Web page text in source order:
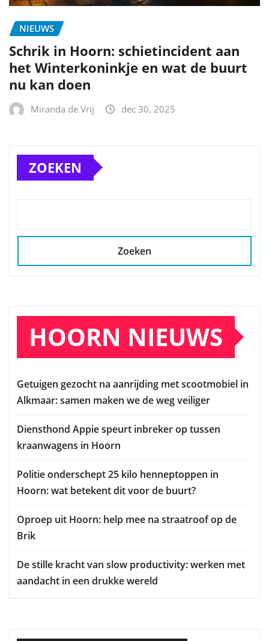
NIEUWS
Schrik in Hoorn: schietincident aan
het Winterkoninkje en wat de buurt
nu kan doen
Miranda de Vrij dec 30, 2025
ZOEKEN
Zoeken
HOORN NIEUWS
Getuigen gezocht na aanrijding met scootmobiel in
Alkmaar: samen maken we de weg veiliger
Diensthond Appie speurt inbreker op tussen
kraanwagens in Hoorn
Politie onderschept 25 kilo henneptoppen in
Hoorn: wat betekent dit voor de buurt?
Oproep uit Hoorn: help mee na straatroof op de
Brik
De stille kracht van slow productivity: werken met
aandacht in een drukke wereld